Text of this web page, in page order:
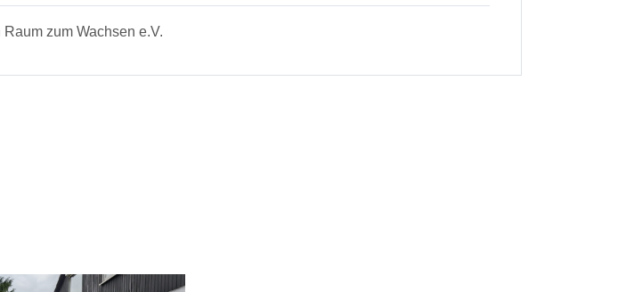
zum Wachsen e.V.